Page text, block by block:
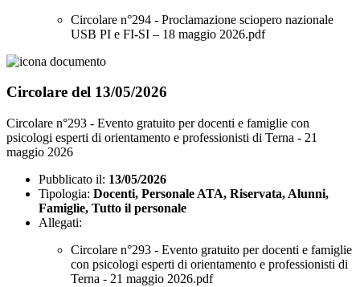
Circolare n°294 - Proclamazione sciopero nazionale
USB PI e FI-SI – 18 maggio 2026.pdf
Circolare del 13/05/2026
Circolare n°293 - Evento gratuito per docenti e famiglie con
psicologi esperti di orientamento e professionisti di Terna - 21
maggio 2026
Pubblicato il: 13/05/2026
Tipologia: Docenti, Personale ATA, Riservata, Alunni,
Famiglie, Tutto il personale
Allegati:
Circolare n°293 - Evento gratuito per docenti e famiglie
con psicologi esperti di orientamento e professionisti di
Terna - 21 maggio 2026.pdf